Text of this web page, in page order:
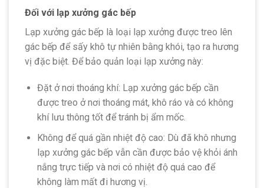
Đối với lạp xưởng gác bếp
Lạp xưởng gác bếp là loại lạp xưởng được treo lên
gác bếp để sấy khô tự nhiên bằng khói, tạo ra hương
vị đặc biệt. Để bảo quản loại lạp xưởng này:
Đặt ở nơi thoáng khí: Lạp xưởng gác bếp cần
được treo ở nơi thoáng mát, khô ráo và có không
khí lưu thông tốt để tránh bị ẩm mốc.
Không để quá gần nhiệt độ cao: Dù đã khô nhưng
lạp xưởng gác bếp vẫn cần được bảo vệ khỏi ánh
nắng trực tiếp và nơi có nhiệt độ quá cao để
không làm mất đi hương vị.